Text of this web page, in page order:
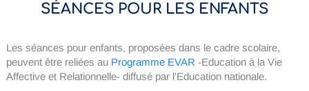
SÉANCES POUR LES ENFANTS
Les séances pour enfants, proposées dans le cadre scolaire,
peuvent être reliées au Programme EVAR -Education à la Vie
Affective et Relationnelle- diffusé par l'Education nationale.